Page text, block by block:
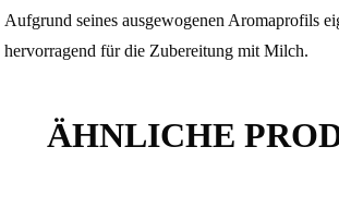
Aufgrund seines ausgewogenen Aromaprofils
hervorragend für die Zubereitung mit Milch.
ÄHNLICHE